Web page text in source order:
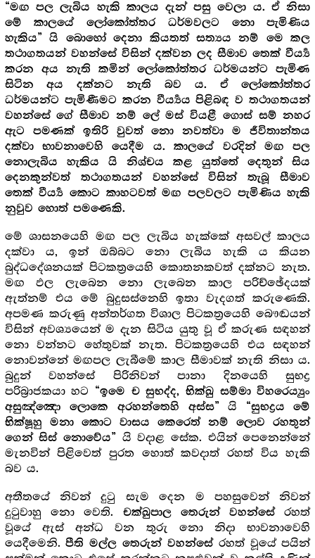
“මඟ පල ලැබිය හැකි කාලය දැන් පසු වෙලා ය. ඒ නිසා
මේ කාලයේ ලෝකෝත්තර ධර්මවලට නො පැමිණිය
හැකිය” යි බොහෝ දෙනා කියතත් සත්‍යය නම් මෙ කල
තථාගතයන් වහන්සේ විසින් දක්වන ලද සීමාව තෙක් වීර්‍ය්‍ය
කරන අය නැති කමින් ලෝකෝත්තර ධර්මයන්ට පැමිණ
සිටින අය දක්නට නැති බව ය. ඒ ලෝකෝත්තර
ධර්මයන්ට පැමිණීමට කරන වීර්‍ය්‍යය පිළිබඳ ව තථාගතයන්
වහන්සේ ගේ සීමාව නම් ලේ මස් වියළී ගොස් සම් නහර
ඇට පමණක් ඉතිරි වුවත් නො නවත්වා ම ජීවිතාන්තය
දක්වා භාවනාවෙහි යෙදීම ය. කාලයේ වරදින් මඟ පල
නොලැබිය හැකිය යි නිශ්චය කළ යුත්තේ දෙතුන් සිය
දෙනකුන්වත් තථාගතයන් වහන්සේ විසින් තැබූ සීමාව
තෙක් වීර්‍ය්‍ය කොට කාහටවත් මඟ පලවලට පැමිණිය හැකි
නුවුව හොත් පමණෙකි.
මේ ශාසනයෙහි මඟ පල ලැබිය හැක්කේ අසවල් කාලය
දක්වා ය, ඉන් ඔබ්බට නො ලැබිය හැකි ය කියන
බුද්ධදේශනයක් පිටකත්‍රයෙහි කොතනකවත් දක්නට නැත.
මඟ ඵල ලැබෙන නො ලැබෙන කාල පරිච්ඡේදයක්
ඇත්නම් එය මේ බුදුසස්නෙහි ඉතා වැදගත් කරුණෙකි.
අපමණ කරුණු අන්තර්ගත විශාල පිටකත්‍රයෙහි බෞඬයන්
විසින් අවශ්‍යයෙන් ම දැන සිටිය යුතු වූ ඒ කරුණ සඳහන්
නො වන්නට හේතුවක් නැත. පිටකත්‍රයෙහි එය සඳහන්
නොවන්නේ මඟපල ලැබීමේ කාල සීමාවක් නැති නිසා ය.
බුදුන් වහන්සේ පිරිනිවන් පානා දිනයෙහි සුභද්‍ර‍
පරිබ්‍රාජකයා හට “ඉමෙ ච සුභද්ද, භික්ඛු සම්මා විහරෙය්‍යුං
අසුඤ්ඤො ලොකෙ අරහන්තෙහි අස්ස”යි “සුභද්‍ර‍ය මේ
භික්ෂූහු මනා කොට වාසය කෙරෙත් නම් ලොව රහතුන්
ගෙන් සිස් නොවේය” යි වදාළ සේක. එයින් පෙනෙන්නේ
මැනවින් පිළිවෙත් පුරත හොත් කවදාත් රහත් විය හැකි
බව ය.
අතීතයේ නිවන් දුටු සැම දෙන ම පහසුවෙන් නිවන්
දුටුවාහු නො වෙති. චක්ඛුපාල තෙරුන් වහන්සේරහත්
වූයේ ඇස් අන්ධ වන තුරු නො නිදා භාවනාවෙහි
යෙදීමෙනි.පීති මල්ල තෙරුන් වහන්සේරහත් වූයේ පයින්